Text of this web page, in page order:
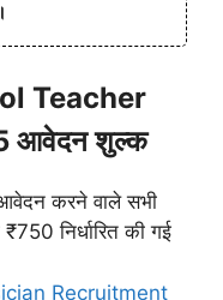
Teacher
आवेदन शुल्क
आवेदन करने वाले सभी
निर्धारित की गई
Recruitment